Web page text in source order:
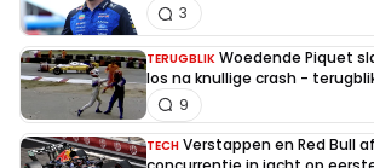
3
TERUGBLIK Woedende Piquet
los na knullige crash -
9
TECH Verstappen en Red Bull